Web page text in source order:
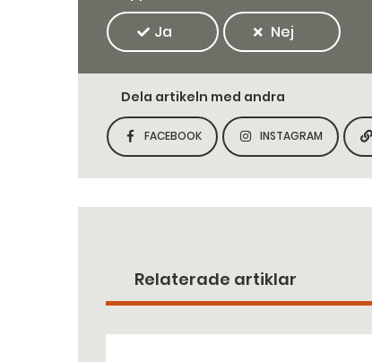
Ja Nej
Dela artikeln med andra
DELA SIDAN PÅ
FACEBOOK
DELA SIDAN PÅ
INSTAGRAM
Relaterade artiklar